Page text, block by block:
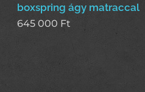
boxspring ágy matraccal
645 000 Ft